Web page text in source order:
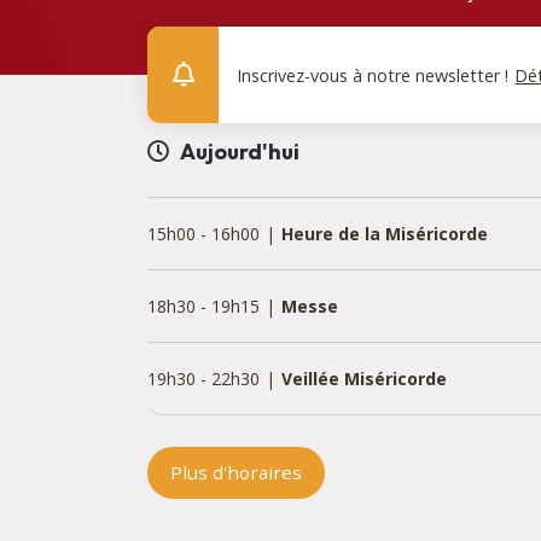
Inscrivez-vous à notre newsletter !
Aujourd'hui
15h00 - 16h00 Heure de la Miséricorde
18h30 - 19h15 Messe
19h30 - 22h30 Veillée Miséricorde
Plus d'horaires